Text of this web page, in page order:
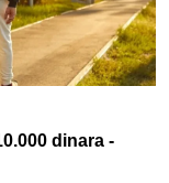
dinara -